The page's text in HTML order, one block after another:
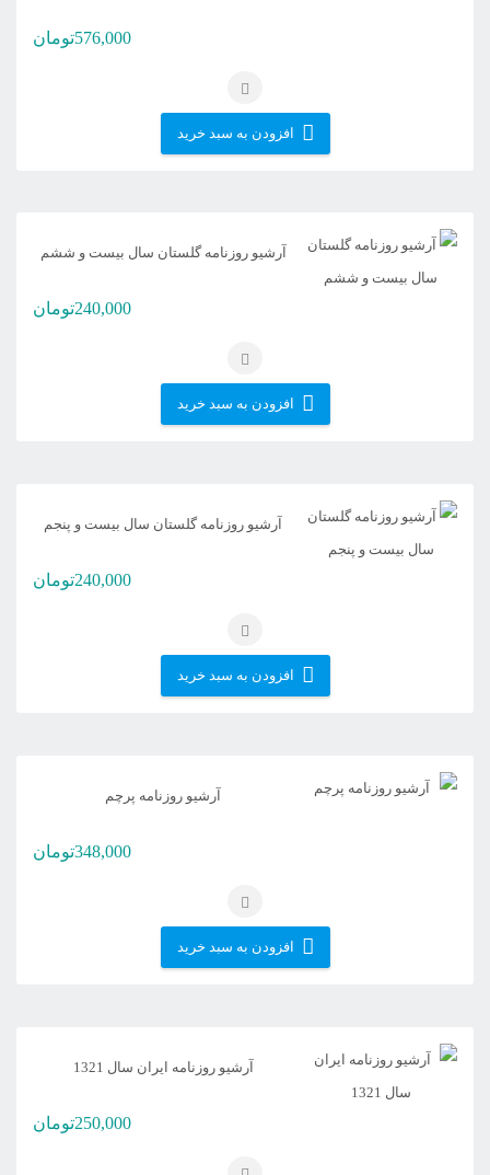
576,000تومان
افزودن به سبد خرید
آرشیو روزنامه گلستان سال بیست و ششم
240,000تومان
افزودن به سبد خرید
آرشیو روزنامه گلستان سال بیست و پنجم
240,000تومان
افزودن به سبد خرید
آرشیو روزنامه پرچم
348,000تومان
افزودن به سبد خرید
آرشیو روزنامه ایران سال 1321
250,000تومان